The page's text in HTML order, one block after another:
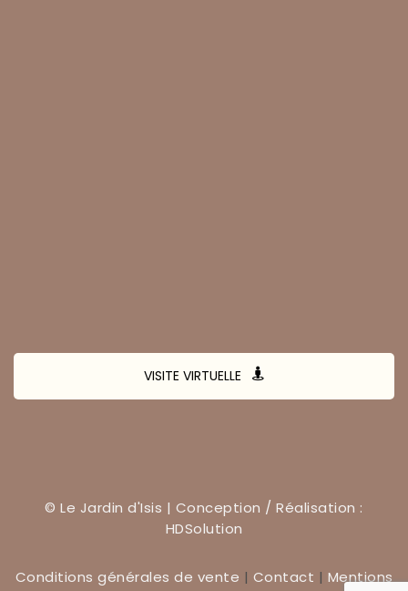
VISITE VIRTUELLE
© Le Jardin d'Isis | Conception / Réalisation :
HDSolution
Conditions générales de vente | Contact | Mentions